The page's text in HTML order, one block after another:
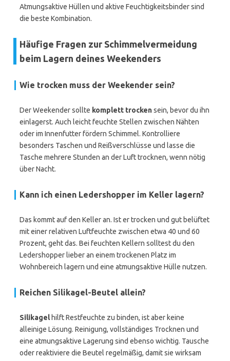
Atmungsaktive Hüllen und aktive Feuchtigkeitsbinder sind
die beste Kombination.
Häufige Fragen zur Schimmelvermeidung
beim Lagern deines Weekenders
Wie trocken muss der Weekender sein?
Der Weekender sollte komplett trockensein, bevor du ihn
einlagerst. Auch leicht feuchte Stellen zwischen Nähten
oder im Innenfutter fördern Schimmel. Kontrolliere
besonders Taschen und Reißverschlüsse und lasse die
Tasche mehrere Stunden an der Luft trocknen, wenn nötig
über Nacht.
Kann ich einen Ledershopper im Keller lagern?
Das kommt auf den Keller an. Ist er trocken und gut belüftet
mit einer relativen Luftfeuchte zwischen etwa 40 und 60
Prozent, geht das. Bei feuchten Kellern solltest du den
Ledershopper lieber an einem trockenen Platz im
Wohnbereich lagern und eine atmungsaktive Hülle nutzen.
Reichen Silikagel-Beutel allein?
Silikagelhilft Restfeuchte zu binden, ist aber keine
alleinige Lösung. Reinigung, vollständiges Trocknen und
eine atmungsaktive Lagerung sind ebenso wichtig. Tausche
oder reaktiviere die Beutel regelmäßig, damit sie wirksam